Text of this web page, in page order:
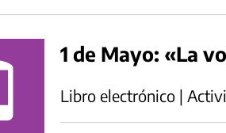
1 de Mayo: «La
Libro electrónico |